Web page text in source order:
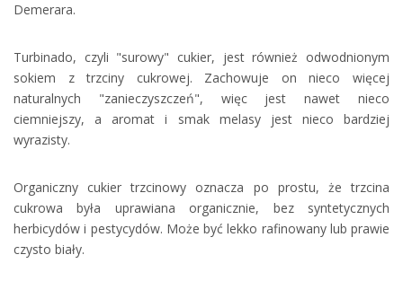
Demerara.
Turbinado, czyli "surowy" cukier, jest również odwodnionym
sokiem z trzciny cukrowej. Zachowuje on nieco więcej
naturalnych "zanieczyszczeń", więc jest nawet nieco
ciemniejszy, a aromat i smak melasy jest nieco bardziej
wyrazisty.
Organiczny cukier trzcinowy oznacza po prostu, że trzcina
cukrowa była uprawiana organicznie, bez syntetycznych
herbicydów i pestycydów. Może być lekko rafinowany lub prawie
czysto biały.